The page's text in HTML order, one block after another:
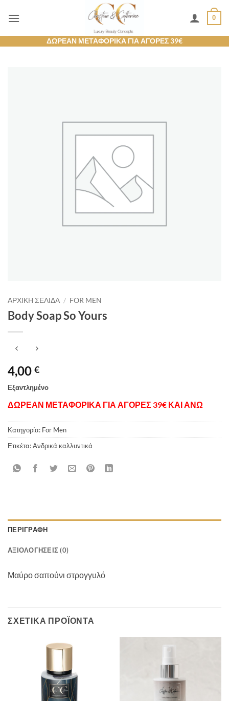
στο
0
ΔΩΡΕΑΝ ΜΕΤΑΦΟΡΙΚΑ ΓΙΑ ΑΓΟΡΕΣ 39€
ΑΡΧΙΚΉ ΣΕΛΊΔΑ / FOR MEN
Body Soap So Yours
4,00 €
Εξαντλημένο
ΔΩΡΕΑΝ ΜΕΤΑΦΟΡΙΚΑ ΓΙΑ ΑΓΟΡΕΣ 39€ ΚΑΙ ΑΝΩ
Κατηγορία: For Men
Ετικέτα:Ανδρικά καλλυντικά
ΠΕΡΙΓΡΑΦΉ
ΑΞΙΟΛΟΓΉΣΕΙΣ (0)
Μαύρο σαπούνι στρογγυλό
ΣΧΕΤΙΚΆ ΠΡΟΪΌΝΤΑ